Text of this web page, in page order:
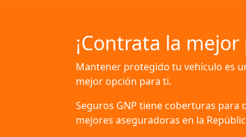
¡Contrata la
Mantener protegido tu vehículo es
mejor opción para ti.
Seguros GNP tiene coberturas
mejores aseguradoras en la